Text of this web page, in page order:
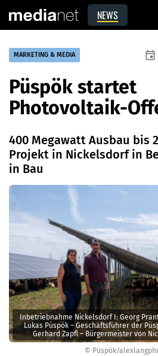
NEWS
© Püspök/
Inbetriebnahme Nickelsdorf I: Georg
Lukas Püspök – Geschäftsführer der
Gerhard Zapfl – Bürgermeister von
MARKETING & MEDIA event
Püspök startet
Photovoltaik-
400 Megawatt Ausbau bis
Projekt in Nickelsdorf in
in Bau